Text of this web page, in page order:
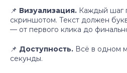
📌 Визуализация. Каждый шаг
скриншотом. Текст должен
— от первого клика до
📌 Доступность. Всё в одном
секунды.